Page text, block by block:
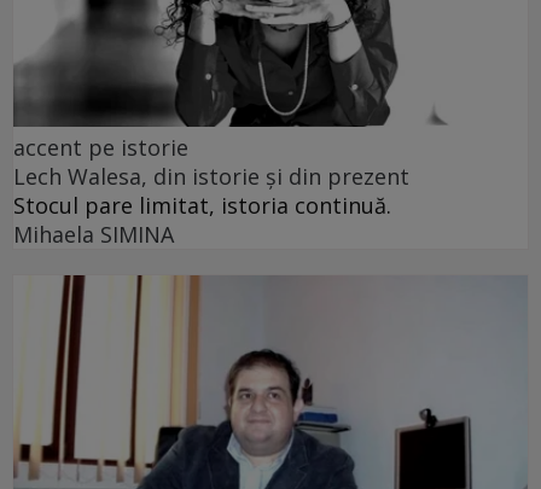
accent pe istorie
Lech Walesa, din istorie și din prezent
Stocul pare limitat, istoria continuă.
Mihaela SIMINA